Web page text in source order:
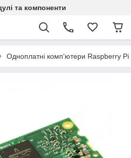
та компоненти
Одноплатні комп'ютери Raspberry Pi